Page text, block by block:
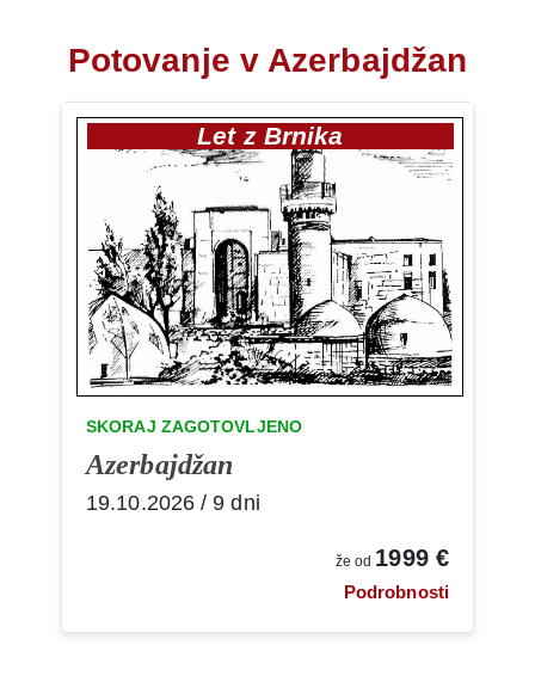
Potovanje v Azerbajdžan
Let z Brnika
SKORAJ ZAGOTOVLJENO
Azerbajdžan
19.10.2026 / 9 dni
že od 1999 €
Podrobnosti